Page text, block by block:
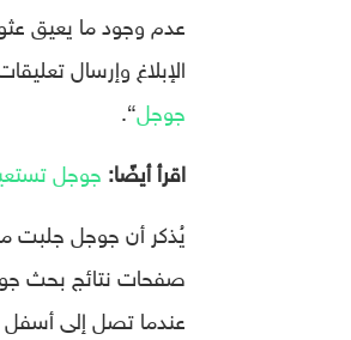
عدم وجود ما يعيق
الإبلاغ وإرسال
جوجل“.
اقرأ أيضًا: جوجل
صفحات نتائج بحث
عندما تصل إلى أسفل